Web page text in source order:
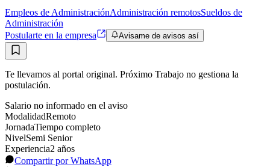
Empleos de AdministraciónAdministración remotosSueldos de
Administración
Postularte en la empresa
Avisame de avisos así
Te llevamos al portal original. Próximo Trabajo no gestiona la
postulación.
Salario no informado en el aviso
ModalidadRemoto
JornadaTiempo completo
NivelSemi Senior
Experiencia2 años
Compartir por WhatsApp